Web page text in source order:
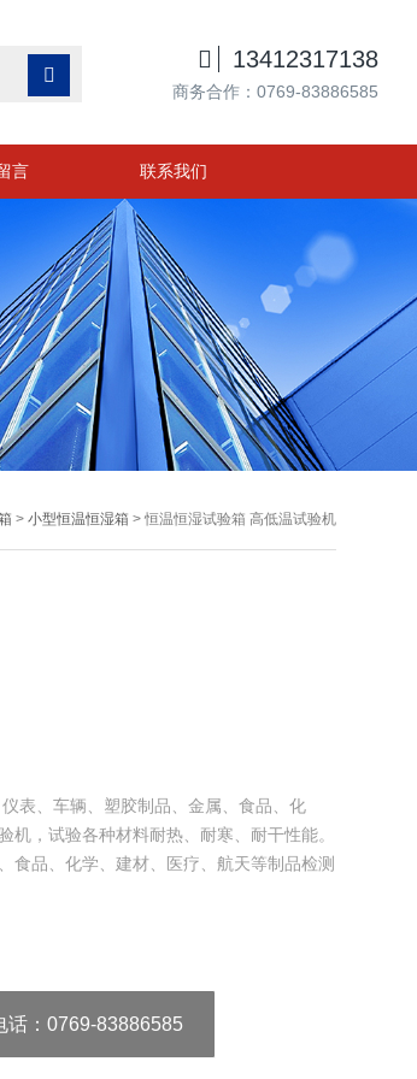

 13412317138
商务合作：0769-83886585
言 联系我们
> 小型恒温恒湿箱 > 恒温恒湿试验箱 高低温试验机
表、车辆、塑胶制品、金属、食品、化
，试验各种材料耐热、耐寒、耐干性能。
食品、化学、建材、医疗、航天等制品检测
话：0769-83886585